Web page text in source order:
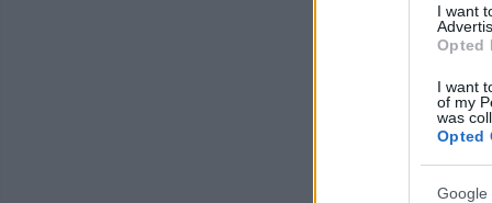
I want
Opted
I want
of my
was
Opted
Google